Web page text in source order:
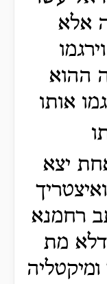
אלא
ההוא
אותו
יצא
רחמנא
מת